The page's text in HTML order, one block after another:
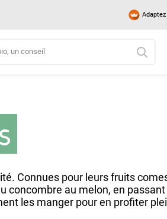
Connues pour leurs fruits
au melon, en
les manger pour en profiter